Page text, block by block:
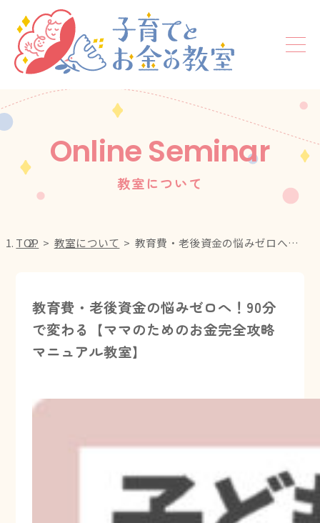
Online Seminar
教室について
TOP 教室について 教育費・老後資金の悩みゼロへ！90分で変わる【ママのためのお金完全攻略マニュアル教室】
教育費・老後資金の悩みゼロへ！90分
で変わる【ママのためのお金完全攻略
マニュアル教室】